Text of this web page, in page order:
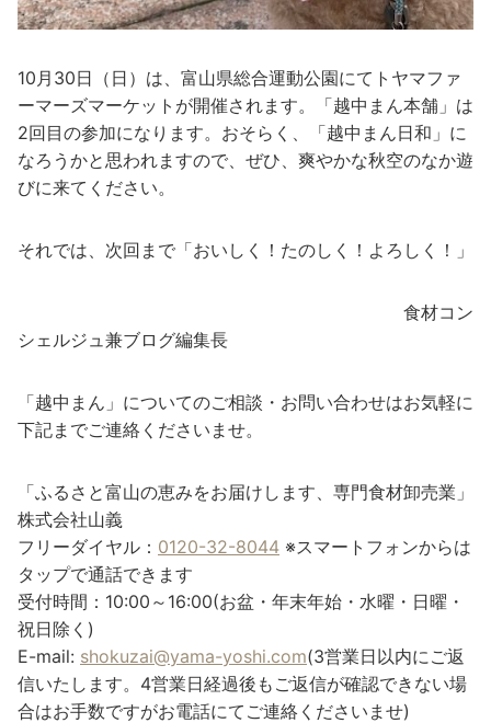
10月30日（日）は、富山県総合運動公園にてトヤマファ
ーマーズマーケットが開催されます。「越中まん本舗」は
2回目の参加になります。おそらく、「越中まん日和」に
なろうかと思われますので、ぜひ、爽やかな秋空のなか遊
びに来てください。
それでは、次回まで「おいしく！たのしく！よろしく！」
食材コン
シェルジュ兼ブログ編集長
「越中まん」についてのご相談・お問い合わせはお気軽に
下記までご連絡くださいませ。
「ふるさと富山の恵みをお届けします、専門食材卸売業」
株式会社山義
フリーダイヤル： 0120-32-8044 ※スマートフォンからは
タップで通話できます
受付時間：10:00～16:00(お盆・年末年始・水曜・日曜・
祝日除く)
E-mail: shokuzai@yama-yoshi.com(3営業日以内にご返
信いたします。4営業日経過後もご返信が確認できない場
合はお手数ですがお電話にてご連絡くださいませ)